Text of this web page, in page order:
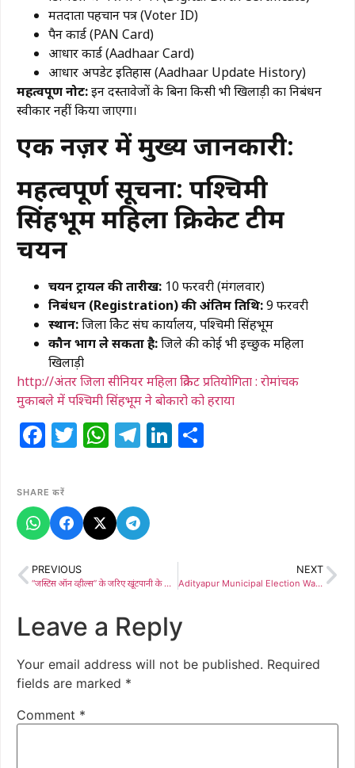
​मतदाता पहचान पत्र (Voter ID)
​पैन कार्ड (PAN Card)
​आधार कार्ड (Aadhaar Card)
​आधार अपडेट इतिहास (Aadhaar Update History)
महत्वपूर्ण नोट:इन दस्तावेजों के बिना किसी भी खिलाड़ी का निबंधन
स्वीकार नहीं किया जाएगा।
एक नज़र में मुख्य जानकारी:
महत्वपूर्ण सूचना: पश्चिमी
सिंहभूम महिला क्रिकेट टीम
चयन
चयन ट्रायल की तारीख: 10 फरवरी (मंगलवार)
निबंधन (Registration) की अंतिम तिथि:9 फरवरी
स्थान:जिला क्रिकेट संघ कार्यालय, पश्चिमी सिंहभूम
कौन भाग ले सकता है:जिले की कोई भी इच्छुक महिला
खिलाड़ी
http://अंतर जिला सीनियर महिला क्रिकेट प्रतियोगिता : रोमांचक
मुकाबले में पश्चिमी सिंहभूम ने बोकारो को हराया
Facebook
Twitter
WhatsApp
Telegram
LinkedIn
SHARE करें
PREVIOUS
“जस्टिस ऑन व्हील्स” के जरिए खूंटपानी के गांवों तक पहुँचा न्याय, ग्रामीणों को मिले अधिकारों के हथियार।
NEXT
Adityapur Municipal Election Ward13: आदित्यपुर नगर निगम: वार्ड 13 से शांतनु घोष ने किया नामांकन, विकास के संकल्प के साथ जीत का दावा, देखें Video
Leave a Reply
Your email address will not be published. Required
fields are marked *
Comment *